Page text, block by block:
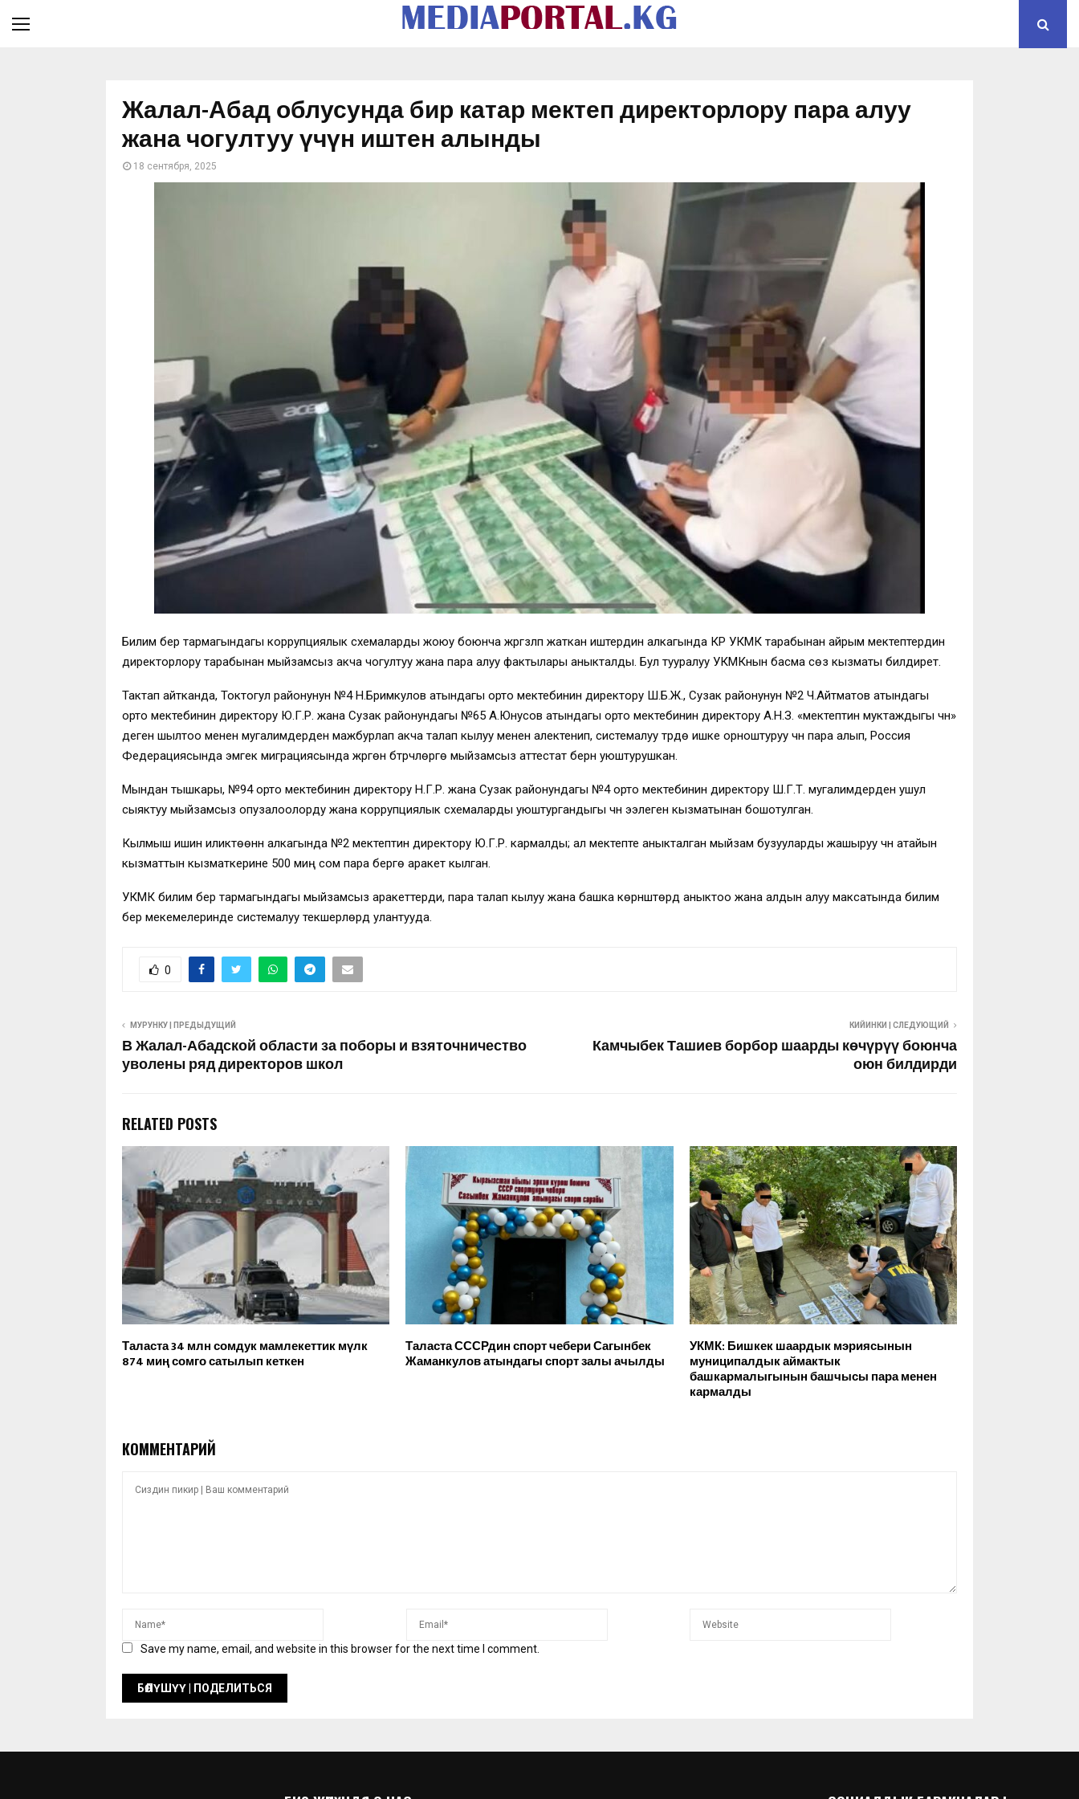
Жалал-Абад облусунда бир катар мектеп директорлору пара алуу
жана чогултуу үчүн иштен алынды
18 сентября, 2025
Билим берүү тармагындагы коррупциялык схемаларды жоюу боюнча жүргүзүлүп жаткан иштердин алкагында КР УКМК тарабынан айрым мектептердин
директорлору тарабынан мыйзамсыз акча чогултуу жана пара алуу фактылары аныкталды. Бул тууралуу УКМКнын басма сөз кызматы билдирет.
Тактап айтканда, Токтогул районунун №4 Н.Бримкулов атындагы орто мектебинин директору Ш.Б.Ж., Сузак районунун №2 Ч.Айтматов атындагы
орто мектебинин директору Ю.Г.Р. жана Сузак районундагы №65 А.Юнусов атындагы орто мектебинин директору А.Н.З. «мектептин муктаждыгы үчүн»
деген шылтоо менен мугалимдерден мажбурлап акча талап кылуу менен алектенип, системалуу түрдө ишке орноштуруу үчүн пара алып, Россия
Федерациясында эмгек миграциясында жүргөн бүтүрүүчүлөргө мыйзамсыз аттестат берүүнү уюштурушкан.
Мындан тышкары, №94 орто мектебинин директору Н.Г.Р. жана Сузак районундагы №4 орто мектебинин директору Ш.Г.Т. мугалимдерден ушул
сыяктуу мыйзамсыз опузалоолорду жана коррупциялык схемаларды уюштургандыгы үчүн ээлеген кызматынан бошотулган.
Кылмыш ишин иликтөөнүн алкагында №2 мектептин директору Ю.Г.Р. кармалды; ал мектепте аныкталган мыйзам бузууларды жашыруу үчүн атайын
кызматтын кызматкерине 500 миң сом пара берүүгө аракет кылган.
УКМК билим берүү тармагындагы мыйзамсыз аракеттерди, пара талап кылуу жана башка көрүнүштөрдү аныктоо жана алдын алуу максатында билим
берүү мекемелеринде системалуу текшерүүлөрдү улантууда.
0
МУРУНКУ | ПРЕДЫДУЩИЙ
В Жалал-Абадской области за поборы и взяточничество
уволены ряд директоров школ
КИЙИНКИ | СЛЕДУЮЩИЙ
Камчыбек Ташиев борбор шаарды көчүрүү боюнча
оюн билдирди
RELATED POSTS
Таласта 34 млн сомдук мамлекеттик мүлк
874 миң сомго сатылып кеткен
Таласта СССРдин спорт чебери Сагынбек
Жаманкулов атындагы спорт залы ачылды
УКМК: Бишкек шаардык мэриясынын
муниципалдык аймактык
башкармалыгынын башчысы пара менен
кармалды
КОММЕНТАРИЙ
Save my name, email, and website in this browser for the next time I comment.